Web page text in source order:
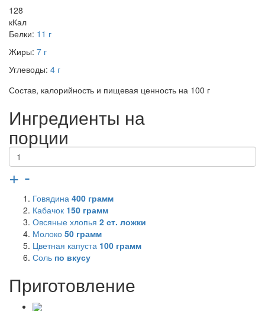
128
кКал
Белки: 11 г
Жиры: 7 г
Углеводы: 4 г
Состав, калорийность и пищевая ценность на 100 г
Ингредиенты на
порции
+ -
Говядина 400 грамм
Кабачок 150 грамм
Овсяные хлопья 2 ст. ложки
Молоко 50 грамм
Цветная капуста 100 грамм
Соль по вкусу
Приготовление